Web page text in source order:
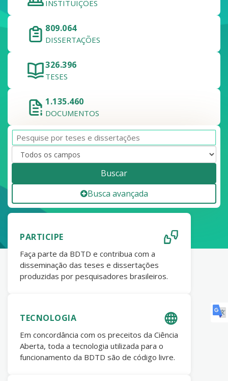
INSTITUIÇÕES
809.064
DISSERTAÇÕES
326.396
TESES
1.135.460
DOCUMENTOS
Buscar
Busca avançada
PARTICIPE
Faça parte da BDTD e contribua com a
disseminação das teses e dissertações
produzidas por pesquisadores brasileiros.
TECNOLOGIA
Em concordância com os preceitos da Ciência
Aberta, toda a tecnologia utilizada para o
funcionamento da BDTD são de código livre.